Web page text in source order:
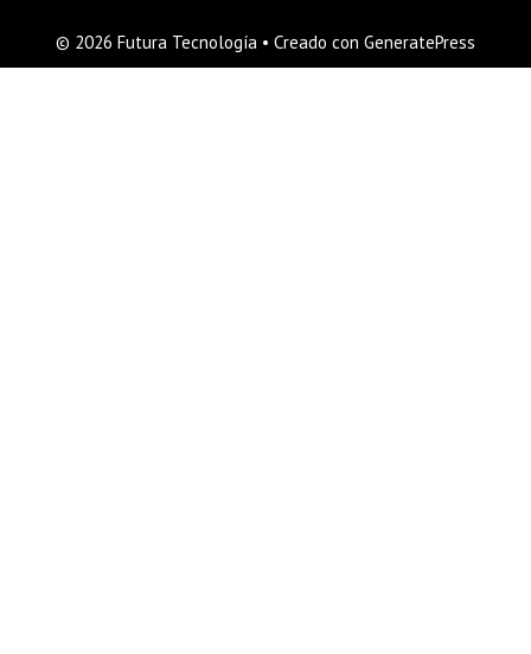
© 2026 Futura Tecnología • Creado con GeneratePress